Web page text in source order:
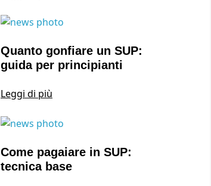
Quanto gonfiare un SUP:
guida per principianti
Leggi di più
Come pagaiare in SUP:
tecnica base